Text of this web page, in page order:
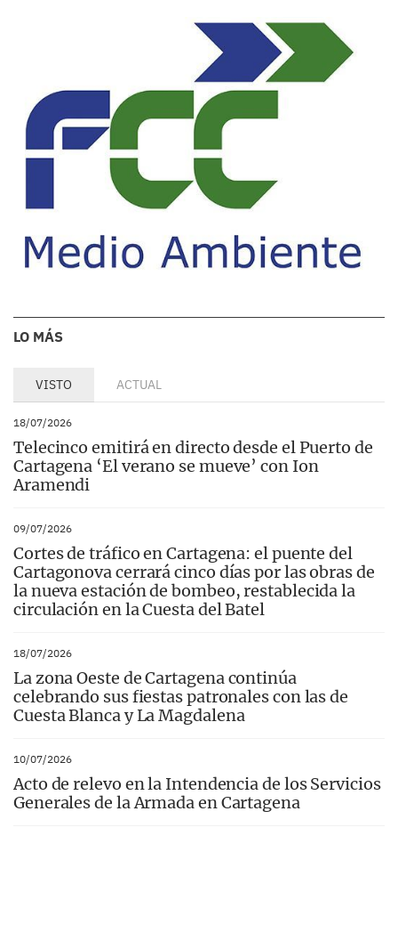
LO MÁS
VISTO ACTUAL
18/07/2026
Telecinco emitirá en directo desde el Puerto de
Cartagena ‘El verano se mueve’ con Ion
Aramendi
09/07/2026
Cortes de tráfico en Cartagena: el puente del
Cartagonova cerrará cinco días por las obras de
la nueva estación de bombeo, restablecida la
circulación en la Cuesta del Batel
18/07/2026
La zona Oeste de Cartagena continúa
celebrando sus fiestas patronales con las de
Cuesta Blanca y La Magdalena
10/07/2026
Acto de relevo en la Intendencia de los Servicios
Generales de la Armada en Cartagena